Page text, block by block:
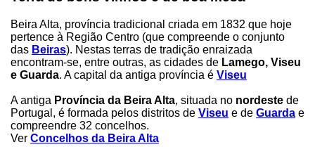
Beira Alta, província tradicional criada em 1832 que hoje
pertence à Região Centro (que compreende o conjunto
das Beiras). Nestas terras de tradição enraizada
encontram-se, entre outras, as cidades de Lamego, Viseu
e Guarda. A capital da antiga província é Viseu
A antiga Província da Beira Alta, situada no nordeste de
Portugal, é formada pelos distritos de Viseu e de Guarda e
compreendre 32 concelhos.
Ver Concelhos da Beira Alta